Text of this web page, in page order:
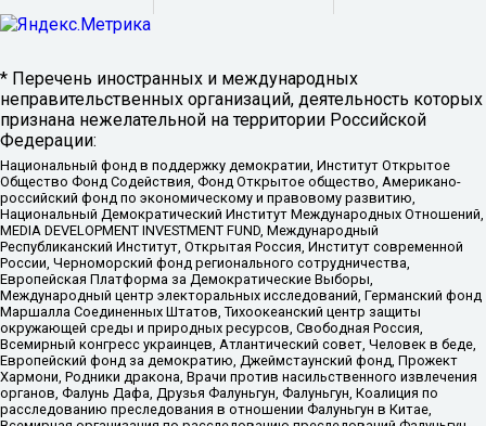
* Перечень иностранных и международных
неправительственных организаций, деятельность которых
признана нежелательной на территории Российской
Федерации:
Национальный фонд в поддержку демократии, Институт Открытое
Общество Фонд Содействия, Фонд Открытое общество, Американо-
российский фонд по экономическому и правовому развитию,
Национальный Демократический Институт Международных Отношений,
MEDIA DEVELOPMENT INVESTMENT FUND, Международный
Республиканский Институт, Открытая Россия, Институт современной
России, Черноморский фонд регионального сотрудничества,
Европейская Платформа за Демократические Выборы,
Международный центр электоральных исследований, Германский фонд
Маршалла Соединенных Штатов, Тихоокеанский центр защиты
окружающей среды и природных ресурсов, Свободная Россия,
Всемирный конгресс украинцев, Атлантический совет, Человек в беде,
Европейский фонд за демократию, Джеймстаунский фонд, Прожект
Хармони, Родники дракона, Врачи против насильственного извлечения
органов, Фалунь Дафа, Друзья Фалуньгун, Фалуньгун, Коалиция по
расследованию преследования в отношении Фалуньгун в Китае,